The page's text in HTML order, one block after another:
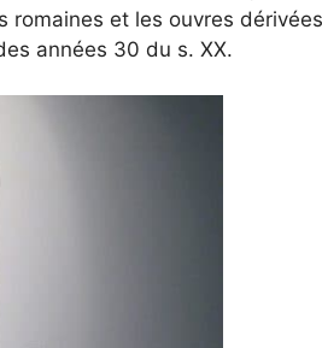
romaines et les ouvres
années 30 du s. XX.